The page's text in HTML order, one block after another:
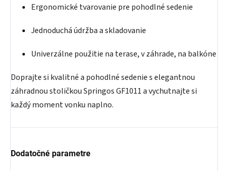
Ergonomické tvarovanie pre pohodlné sedenie
Jednoduchá údržba a skladovanie
Univerzálne použitie na terase, v záhrade, na balkóne
Doprajte si kvalitné a pohodlné sedenie s elegantnou
záhradnou stoličkou Springos GF1011 a vychutnajte si
každý moment vonku naplno.
Dodatočné parametre